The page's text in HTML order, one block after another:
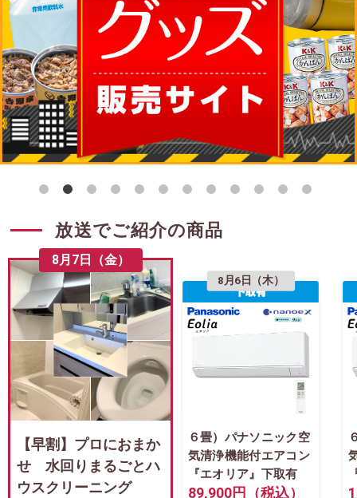
放送でご紹介の商品
8月7日（金）
【早割】プロにおまか
せ 水回りまるごとハ
ウスクリーニング
8月6日（木）
６畳）パナソニック空
気清浄機能付エアコン
『エオリア』下取有
89,900円（税込）